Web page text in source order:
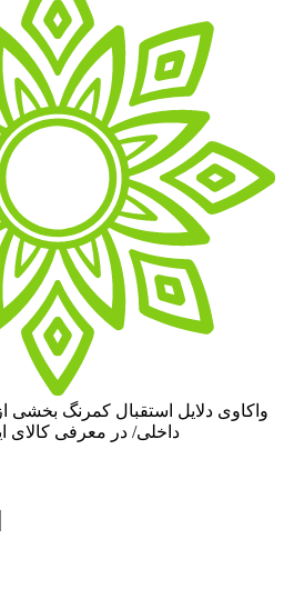
واکاوی دلایل استقبال کمرنگ بخشی
داخلی/ در معرفی کالای